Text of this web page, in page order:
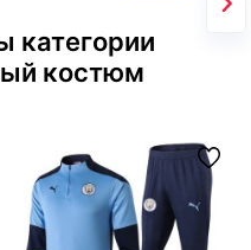
категории
костюм